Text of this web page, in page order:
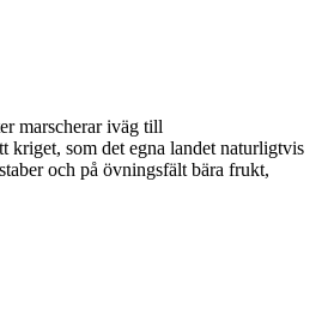
marscherar iväg till
kriget, som det egna landet naturligtvis
och på övningsfält bära frukt,